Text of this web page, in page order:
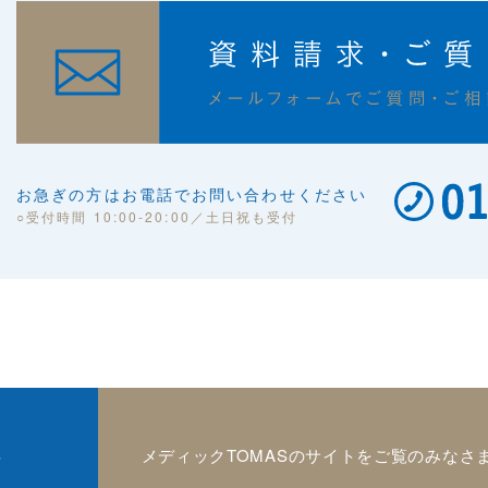
お急ぎの方はお電話でお問い合わせください
○受付時間 10:00-20:00／土日祝も受付
メディックTOMASのサイトをご覧のみなさ